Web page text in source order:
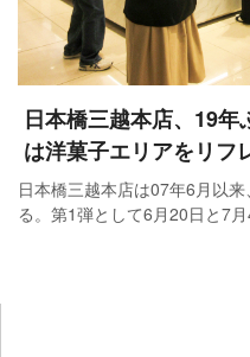
日本橋三越本店、19
は洋菓子エリアをリフ
日本橋三越本店は07年6月以
る。第1弾として6月20日と7